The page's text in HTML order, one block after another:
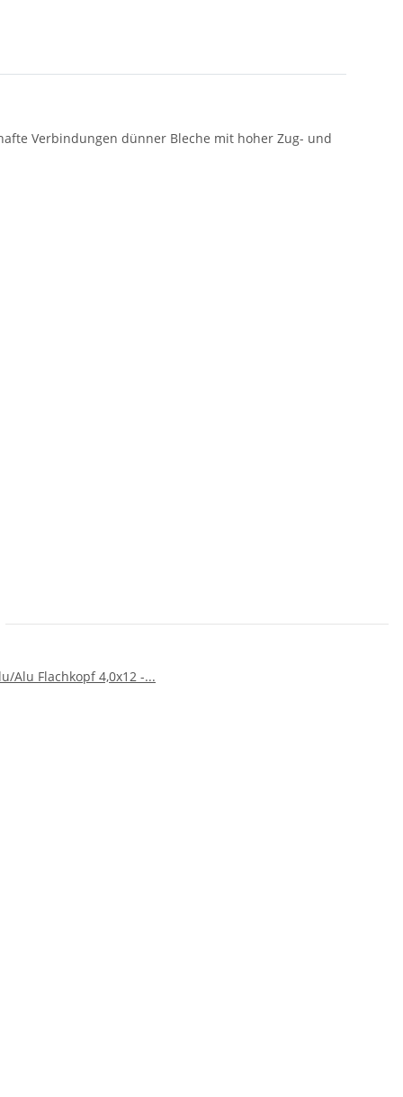
Verbindungen dünner Bleche mit hoher Zug- und